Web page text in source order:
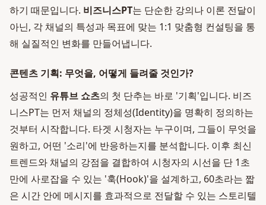
하기 때문입니다. 비즈니스PT는 단순한 강의나 이론 전달이
아닌, 각 채널의 특성과 목표에 맞는 1:1 맞춤형 컨설팅을 통
해 실질적인 변화를 만들어냅니다.
콘텐츠 기획: 무엇을, 어떻게 들려줄 것인가?
성공적인 유튜브 쇼츠의 첫 단추는 바로 '기획'입니다. 비즈
니스PT는 먼저 채널의 정체성(Identity)을 명확히 정의하는
것부터 시작합니다. 타겟 시청자는 누구이며, 그들이 무엇을
원하고, 어떤 '소리'에 반응하는지를 분석합니다. 이후 최신
트렌드와 채널의 강점을 결합하여 시청자의 시선을 단 1초
만에 사로잡을 수 있는 '훅(Hook)'을 설계하고, 60초라는 짧
은 시간 안에 메시지를 효과적으로 전달할 수 있는 스토리텔